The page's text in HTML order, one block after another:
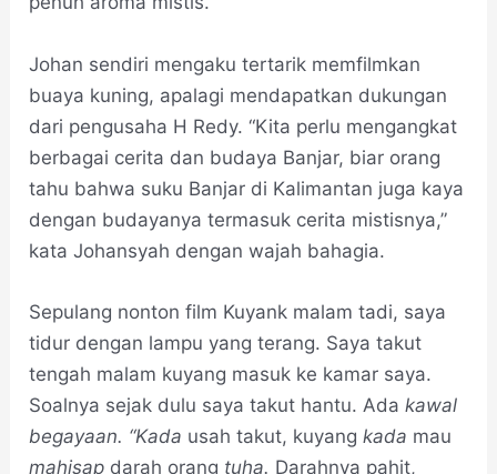
Johan sendiri mengaku tertarik memfilmkan
buaya kuning, apalagi mendapatkan dukungan
dari pengusaha H Redy. “Kita perlu mengangkat
berbagai cerita dan budaya Banjar, biar orang
tahu bahwa suku Banjar di Kalimantan juga kaya
dengan budayanya termasuk cerita mistisnya,”
kata Johansyah dengan wajah bahagia.
Sepulang nonton film Kuyank malam tadi, saya
tidur dengan lampu yang terang. Saya takut
tengah malam kuyang masuk ke kamar saya.
Soalnya sejak dulu saya takut hantu. Adakawal
begayaan. “Kada usah takut, kuyang kada mau
mahisap darah orang tuha. Darahnya pahit,